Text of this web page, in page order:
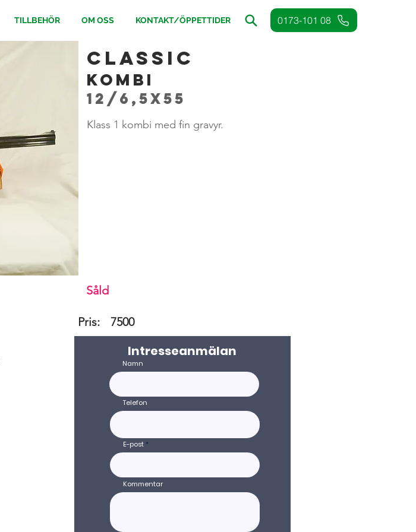
TILLBEHÖR OM OSS KONTAKT/ÖPPETTIDER 0173-101 08
Classic
Kombi
12/6,5x55
Klass 1 kombi med fin gravyr.
Såld
7500
Pris:
Intresseanmälan
Namn
Telefon
E-post
Kommentar